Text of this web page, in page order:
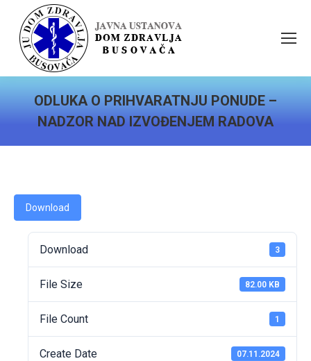
ODLUKA O PRIHVARATNJU PONUDE –
NADZOR NAD IZVOĐENJEM RADOVA
Download
Download 3
File Size 82.00 KB
File Count 1
Create Date 07.11.2024